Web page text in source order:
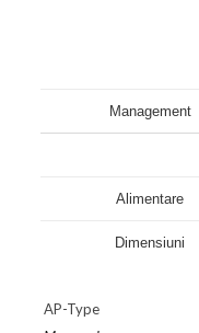
Management
Alimentare
Dimensiuni
AP-Type